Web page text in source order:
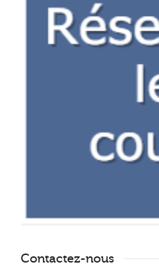
Contactez-nous